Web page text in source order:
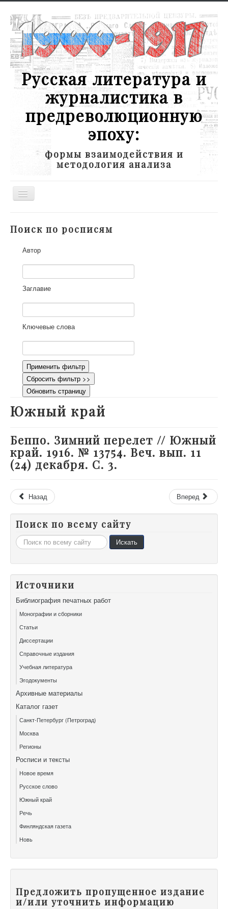
Русская литература и
журналистика в
предреволюционную
эпоху:
формы взаимодействия и
методология анализа
Toggle
Участники
Научная работа
Как работать с сайтом
Контакты
Поиск по росписям
Автор
Заглавие
Ключевые слова
Применить фильтр
Сбросить фильтр >>
Обновить страницу
Южный край
Беппо. Зимний перелет // Южный
край. 1916. № 13754. Веч. вып. 11
(24) декабря. С. 3.
Назад Вперед
Поиск по всему сайту
Искать... Искать
Источники
Библиография печатных работ
Монографии и сборники
Статьи
Диссертации
Справочные издания
Учебная литература
Эгодокументы
Архивные материалы
Каталог газет
Санкт-Петербург (Петроград)
Москва
Регионы
Росписи и тексты
Новое время
Русское слово
Южный край
Речь
Финляндская газета
Новь
Предложить пропущенное издание
и/или уточнить информацию